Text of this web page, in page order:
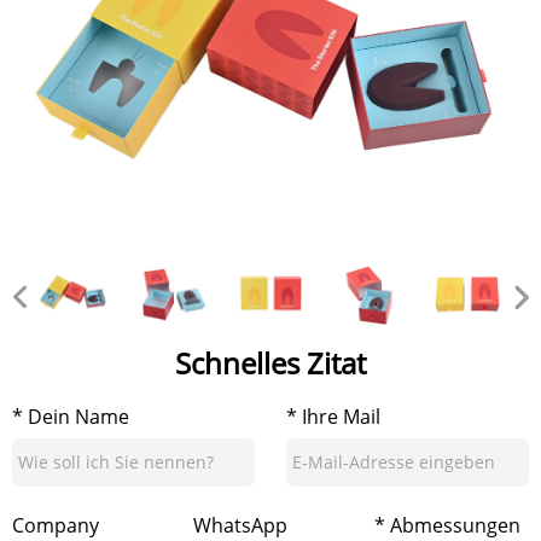
Schnelles Zitat
* Dein Name * Ihre Mail
Company WhatsApp * Abmessungen